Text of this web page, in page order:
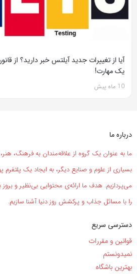
آیا از تغییرات جدید آیلتس خبر دارید؟ از
یک مهارت!
10 ماه پیش
درباره ما
ما به عنوان یک گروه از علاقه‌مندان به فرهنگ،
بسیاری از علوم و صنایع دیگر، به ایجاد یک
می‌پردازیم. هدف ما ارائه‌ی محتوایی بی‌نظیر و
را با مسائل جذاب و پرکشش روز دنیا آشنا سازیم.
دسترسی سریع
قوانین و مقررات
نمیدونستم
بهترین باشگاه